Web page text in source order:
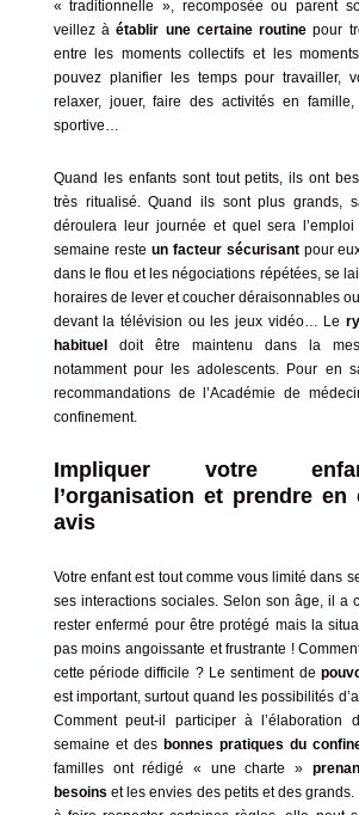
« traditionnelle », recomposée ou parent
veillez à établir une certaine routine pour
entre les moments collectifs et les
pouvez planifier les temps pour travailler,
relaxer, jouer, faire des activités en
sportive…
Quand les enfants sont tout petits, ils ont
très ritualisé. Quand ils sont plus grands,
déroulera leur journée et quel sera
semaine reste un facteur sécurisantpour
dans le flou et les négociations répétées, se
horaires de lever et coucher déraisonnables
devant la télévision ou les jeux vidéo… Le
habitueldoit être maintenu dans la
notamment pour les adolescents. Pour en
recommandations de l’Académie de
confinement.
Impliquer votre
l’organisation et prendre en
avis
Votre enfant est tout comme vous limité dans
ses interactions sociales. Selon son âge, il a
rester enfermé pour être protégé mais la
pas moins angoissante et frustrante !
cette période difficile ? Le sentiment de
est important, surtout quand les possibilités
Comment peut-il participer à l’élaboration
semaine et des bonnes pratiques du
familles ont rédigé « une charte »
besoins et les envies des petits et des grands.